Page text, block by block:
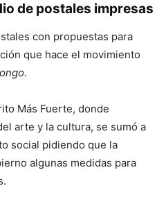
de postales impresas
con propuestas para
que hace el movimiento
Más Fuerte, donde
arte y la cultura, se sumó a
social pidiendo que la
algunas medidas para